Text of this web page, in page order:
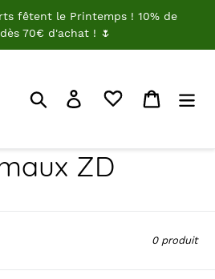
fêtent le Printemps ! 10% de
70€ d'achat ! 🌷
RechercherJe me connectePanier
ZD
0 produit